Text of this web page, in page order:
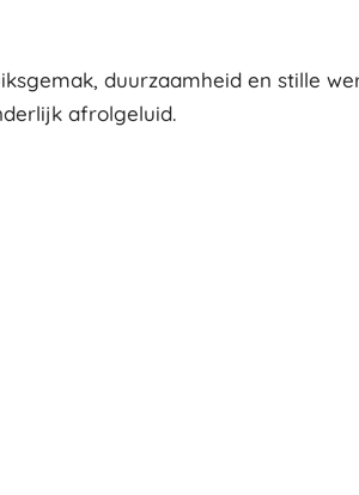
duurzaamheid en stille
afrolgeluid.